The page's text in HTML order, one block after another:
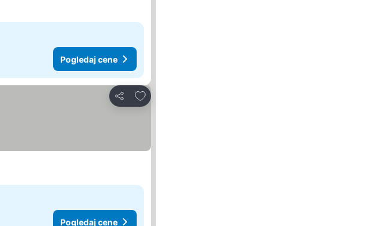
Pogledaj cene
Deli
Dodati u favorite
Pogledaj cene